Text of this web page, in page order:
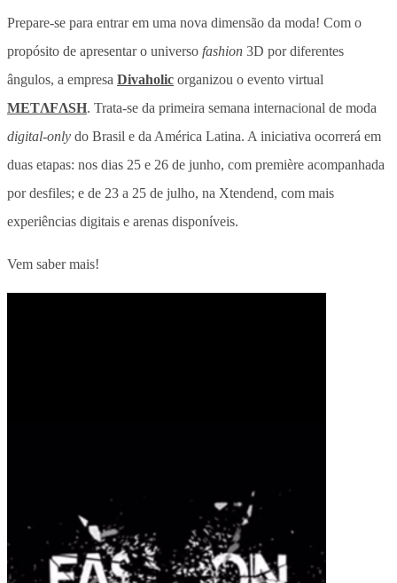
Prepare-se para entrar em uma nova dimensão da moda! Com o
propósito de apresentar o universo fashion 3D por diferentes
ângulos, a empresa Divaholic organizou o evento virtual
METΛFΛSH. Trata-se da primeira semana internacional de moda
digital-only do Brasil e da América Latina. A iniciativa ocorrerá em
duas etapas: nos dias 25 e 26 de junho, com première acompanhada
por desfiles; e de 23 a 25 de julho, na Xtendend, com mais
experiências digitais e arenas disponíveis.
Vem saber mais!